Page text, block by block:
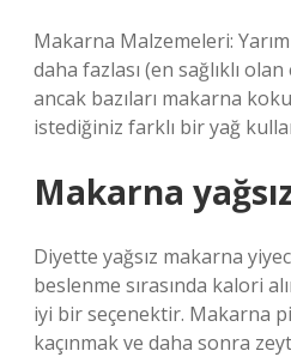
Makarna Malzemeleri:
daha fazlası (en sağlıklı olan
ancak bazıları makarna
istediğiniz farklı bir yağ
Makarna
Diyette yağsız makarna
beslenme sırasında kalori
iyi bir seçenektir. Makarna
kaçınmak ve daha sonra